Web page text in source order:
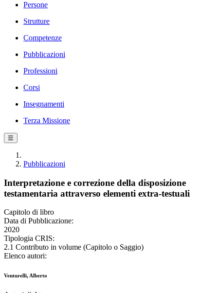
Persone
Strutture
Competenze
Pubblicazioni
Professioni
Corsi
Insegnamenti
Terza Missione
☰
Pubblicazioni
Interpretazione e correzione della disposizione
testamentaria attraverso elementi extra-testuali
Capitolo di libro
Data di Pubblicazione:
2020
Tipologia CRIS:
2.1 Contributo in volume (Capitolo o Saggio)
Elenco autori:
Venturelli, Alberto